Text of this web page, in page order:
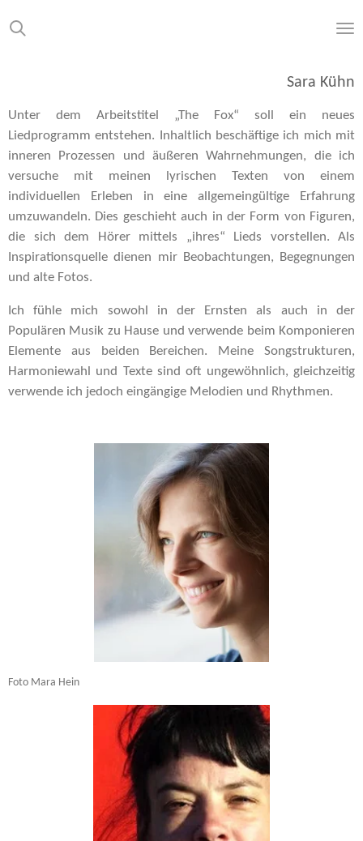
Zum
Hauptinhalt
Sara Kühn
Unter dem Arbeitstitel „The Fox“ soll ein neues
Liedprogramm entstehen. Inhaltlich beschäftige ich mich mit
inneren Prozessen und äußeren Wahrnehmungen, die ich
versuche mit meinen lyrischen Texten von einem
individuellen Erleben in eine allgemeingültige Erfahrung
umzuwandeln. Dies geschieht auch in der Form von Figuren,
die sich dem Hörer mittels „ihres“ Lieds vorstellen. Als
Inspirationsquelle dienen mir Beobachtungen, Begegnungen
und alte Fotos.
Ich fühle mich sowohl in der Ernsten als auch in der
Populären Musik zu Hause und verwende beim Komponieren
Elemente aus beiden Bereichen. Meine Songstrukturen,
Harmoniewahl und Texte sind oft ungewöhnlich, gleichzeitig
verwende ich jedoch eingängige Melodien und Rhythmen.
Foto Mara Hein